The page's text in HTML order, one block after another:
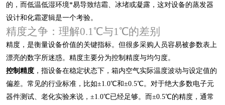
的，而低温低湿环境*易导致结霜、冰堵或凝露，这对设备的蒸发器
设计和化霜逻辑是一个考验。
精度之争：理解0.1℃与1℃的差别
精度，是衡量设备价值的关键指标。但很多采购人员容易被参数表上
漂亮的数字所迷惑。精度主要分为控制精度与均匀度。
控制精度 ，指设备在稳定状态下，箱内空气实际温度波动与设定值的
偏差。常见的行业标准，比如±1.0℃和±0.5℃。对于绝大多数电子元
器件测试、老化实验来说，±1.0℃已经足够。而±0.5℃的精度，通常